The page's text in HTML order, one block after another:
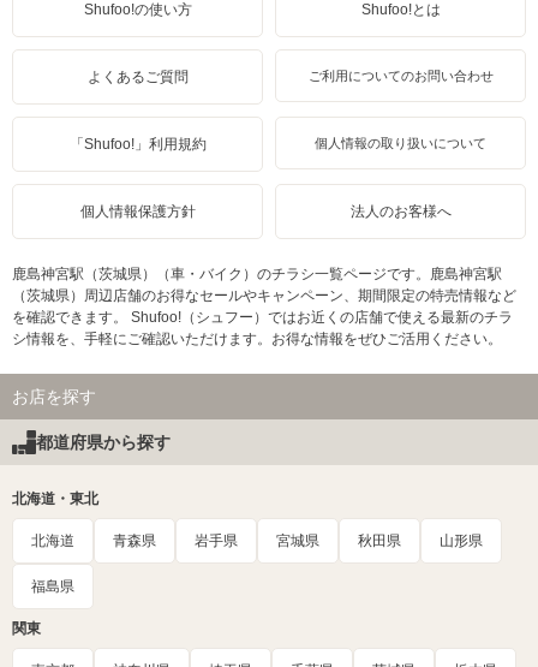
Shufoo!の使い方 Shufoo!とは
よくあるご質問 ご利用についてのお問い合わせ
「Shufoo!」利用規約 個人情報の取り扱いについて
個人情報保護方針 法人のお客様へ
鹿島神宮駅（茨城県）（車・バイク）のチラシ一覧ページです。鹿島神宮駅
（茨城県）周辺店舗のお得なセールやキャンペーン、期間限定の特売情報など
を確認できます。 Shufoo!（シュフー）ではお近くの店舗で使える最新のチラ
シ情報を、手軽にご確認いただけます。お得な情報をぜひご活用ください。
お店を探す
都道府県から探す
北海道・東北
北海道 青森県 岩手県 宮城県 秋田県 山形県
福島県
関東